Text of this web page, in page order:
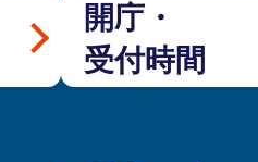
開庁・
受付時間